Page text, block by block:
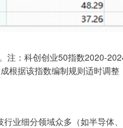
：科创创业50指数2020-
据该指数编制规则适时调整
业细分领域众多（如半导体